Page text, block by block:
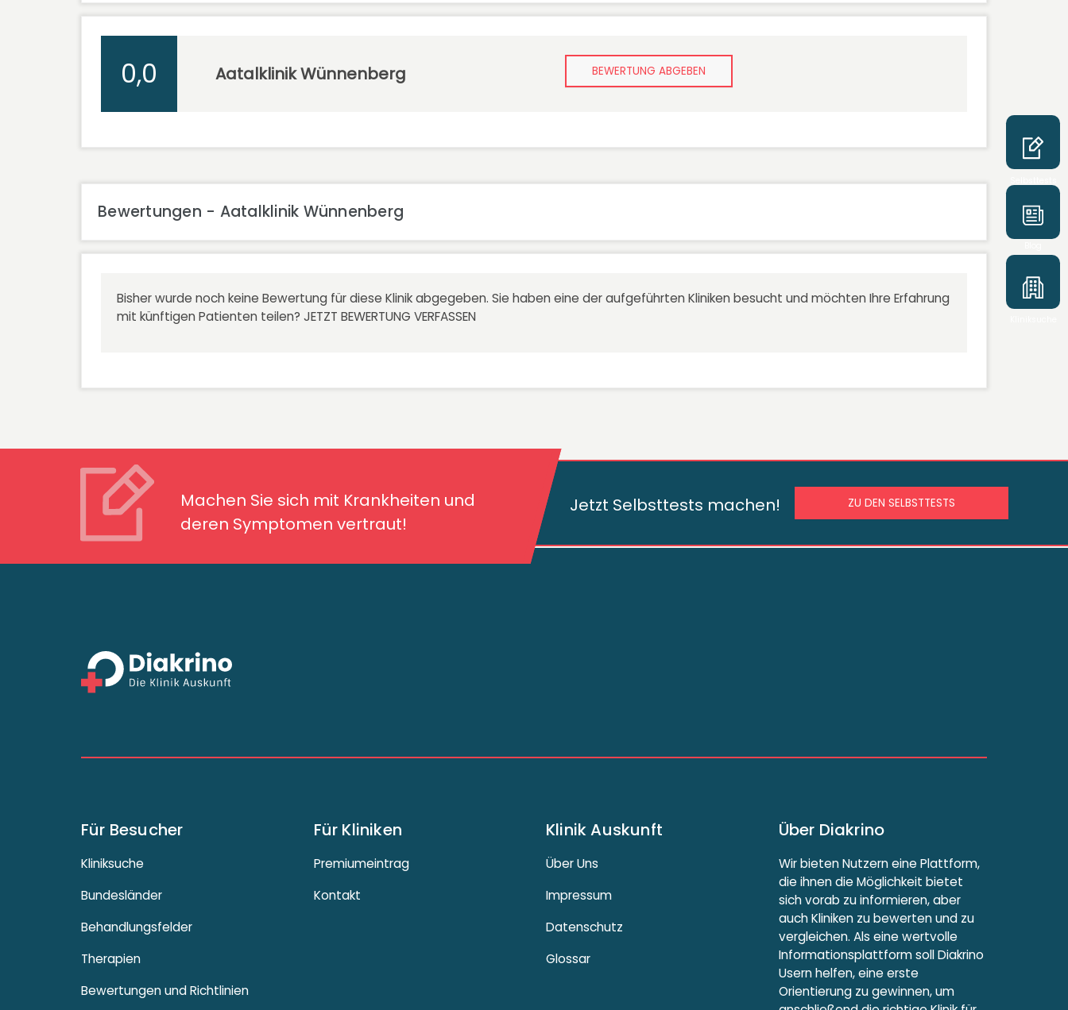
0,0 Aatalklinik Wünnenberg BEWERTUNG ABGEBEN
Bewertungen - Aatalklinik Wünnenberg
Bisher wurde noch keine Bewertung für diese Klinik abgegeben. Sie haben eine der aufgeführten Kliniken besucht und möchten Ihre Erfahrung
mit künftigen Patienten teilen? JETZT BEWERTUNG VERFASSEN
Machen Sie sich mit Krankheiten und
deren Symptomen vertraut!
Machen Sie sich mit Krankheiten und deren
Symptomen vertraut!
Jetzt Selbsttests machen! ZU DEN SELBSTTESTS
Für Besucher
Kliniksuche
Bundesländer
Behandlungsfelder
Therapien
Bewertungen und Richtlinien
Für Kliniken
Premiumeintrag
Kontakt
Klinik Auskunft
Über Uns
Impressum
Datenschutz
Glossar
Über Diakrino
Wir bieten Nutzern eine Plattform,
die ihnen die Möglichkeit bietet
sich vorab zu informieren, aber
auch Kliniken zu bewerten und zu
vergleichen. Als eine wertvolle
Informationsplattform soll Diakrino
Usern helfen, eine erste
Orientierung zu gewinnen, um